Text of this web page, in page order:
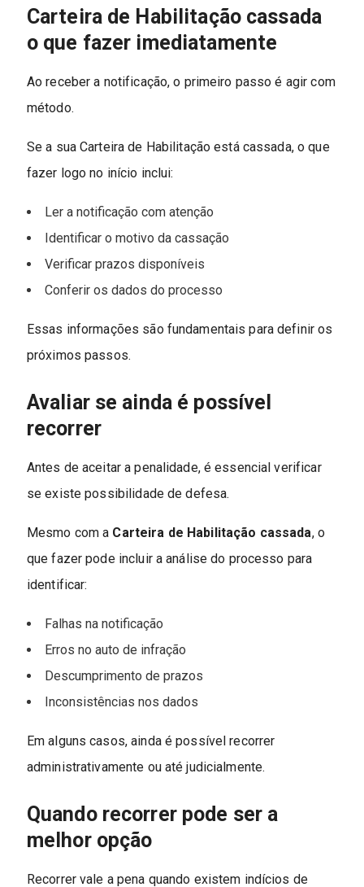
Carteira de Habilitação cassada
o que fazer imediatamente
Ao receber a notificação, o primeiro passo é agir com
método.
Se a sua Carteira de Habilitação está cassada, o que
fazer logo no início inclui:
Ler a notificação com atenção
Identificar o motivo da cassação
Verificar prazos disponíveis
Conferir os dados do processo
Essas informações são fundamentais para definir os
próximos passos.
Avaliar se ainda é possível
recorrer
Antes de aceitar a penalidade, é essencial verificar
se existe possibilidade de defesa.
Mesmo com a Carteira de Habilitação cassada, o
que fazer pode incluir a análise do processo para
identificar:
Falhas na notificação
Erros no auto de infração
Descumprimento de prazos
Inconsistências nos dados
Em alguns casos, ainda é possível recorrer
administrativamente ou até judicialmente.
Quando recorrer pode ser a
melhor opção
Recorrer vale a pena quando existem indícios de